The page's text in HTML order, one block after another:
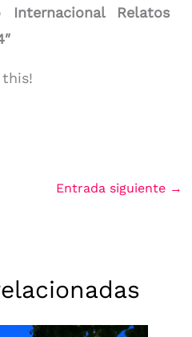
Internacional Relatos
Entrada siguiente →